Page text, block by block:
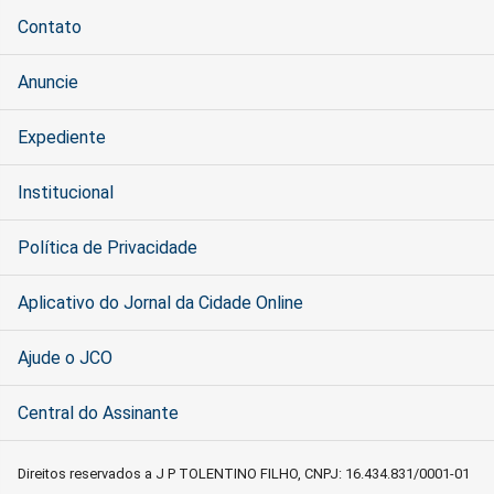
Contato
Anuncie
Expediente
Institucional
Política de Privacidade
Aplicativo do Jornal da Cidade Online
Ajude o JCO
Central do Assinante
Direitos reservados a J P TOLENTINO FILHO, CNPJ: 16.434.831/0001-01